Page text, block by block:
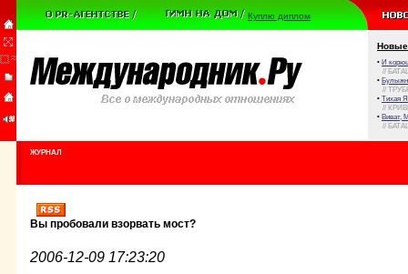
Куплю диплом
Новые
• И
//
•
//
• Тихая
//
• Виват,
//
ЖУРНАЛ
Вы пробовали взорвать мост?
2006-12-09 17:23:20